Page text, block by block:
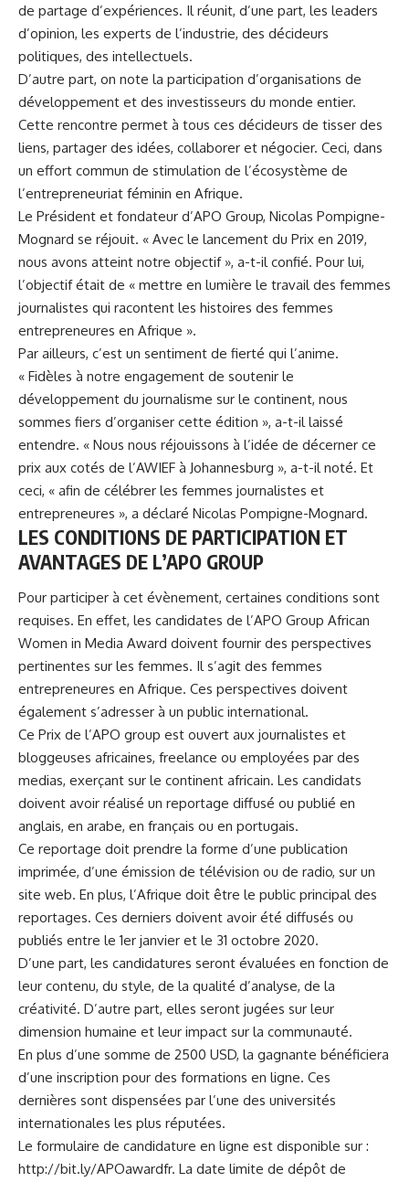
de partage d’expériences. Il réunit, d’une part, les leaders
d’opinion, les experts de l’industrie, des décideurs
politiques, des intellectuels.
D’autre part, on note la participation d’organisations de
développement et des investisseurs du monde entier.
Cette rencontre permet à tous ces décideurs de tisser des
liens, partager des idées, collaborer et négocier. Ceci, dans
un effort commun de stimulation de l’écosystème de
l’entrepreneuriat féminin en Afrique.
Le Président et fondateur d’APO Group, Nicolas Pompigne-
Mognard se réjouit. « Avec le lancement du Prix en 2019,
nous avons atteint notre objectif », a-t-il confié. Pour lui,
l’objectif était de « mettre en lumière le travail des femmes
journalistes qui racontent les histoires des femmes
entrepreneures en Afrique ».
Par ailleurs, c’est un sentiment de fierté qui l’anime.
« Fidèles à notre engagement de soutenir le
développement du journalisme sur le continent, nous
sommes fiers d’organiser cette édition », a-t-il laissé
entendre. « Nous nous réjouissons à l’idée de décerner ce
prix aux cotés de l’AWIEF à Johannesburg », a-t-il noté. Et
ceci, « afin de célébrer les femmes journalistes et
entrepreneures », a déclaré Nicolas Pompigne-Mognard.
LES CONDITIONS DE PARTICIPATION ET
AVANTAGES DE L’APO GROUP
Pour participer à cet évènement, certaines conditions sont
requises. En effet, les candidates de l’APO Group African
Women in Media Award doivent fournir des perspectives
pertinentes sur les femmes. Il s’agit des femmes
entrepreneures en Afrique. Ces perspectives doivent
également s’adresser à un public international.
Ce Prix de l’APO group est ouvert aux journalistes et
bloggeuses africaines, freelance ou employées par des
medias, exerçant sur le continent africain. Les candidats
doivent avoir réalisé un reportage diffusé ou publié en
anglais, en arabe, en français ou en portugais.
Ce reportage doit prendre la forme d’une publication
imprimée, d’une émission de télévision ou de radio, sur un
site web. En plus, l’Afrique doit être le public principal des
reportages. Ces derniers doivent avoir été diffusés ou
publiés entre le 1er janvier et le 31 octobre 2020.
D’une part, les candidatures seront évaluées en fonction de
leur contenu, du style, de la qualité d’analyse, de la
créativité. D’autre part, elles seront jugées sur leur
dimension humaine et leur impact sur la communauté.
En plus d’une somme de 2500 USD, la gagnante bénéficiera
d’une inscription pour des formations en ligne. Ces
dernières sont dispensées par l’une des universités
internationales les plus réputées.
Le formulaire de candidature en ligne est disponible sur :
http://bit.ly/APOawardfr. La date limite de dépôt de